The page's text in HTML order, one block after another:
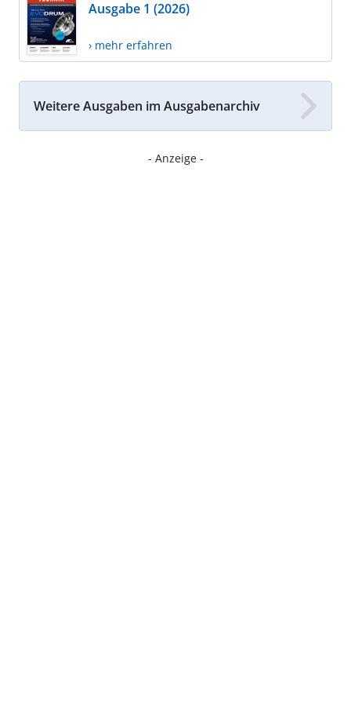
Ausgabe 1 (2026)
› mehr erfahren
Weitere Ausgaben im Ausgabenarchiv
- Anzeige -